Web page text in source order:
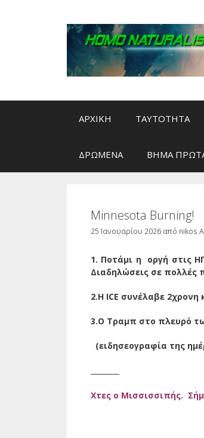
ΑΡΧΙΚΗ ΤΑΥΤΟΤΗΤΑ
ΔΡΩΜΕΝΑ ΒΗΜΑ
Minnesota Βurning!
25 Ιανουαρίου 2026 από nikos
1. Ποτάμι η οργή στις
Διαδηλώσεις σε πολλές
2.Η ICE συνέλαβε
3.Ο Τραμπ στο πλευρό
(ειδησεογραφία της
Χτες ο Μισσισσιπής.